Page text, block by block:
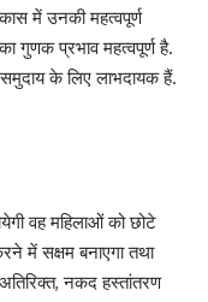
में उनकी महत्वपूर्ण
गुणक प्रभाव महत्वपूर्ण है.
के लिए लाभदायक हैं.
वह महिलाओं को छोटे
में सक्षम बनाएगा तथा
नकद हस्तांतरण